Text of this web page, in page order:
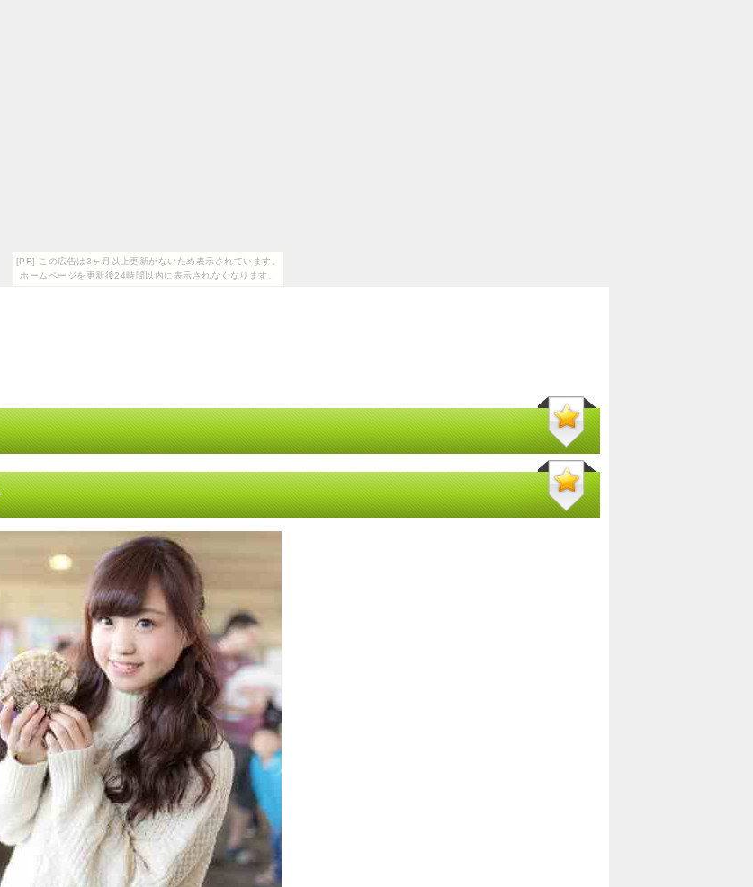
[PR] この広告は3ヶ月以上更新がないため表示されています。
ホームページを更新後24時間以内に表示されなくなります。